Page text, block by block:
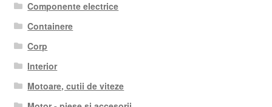
Componente electrice
Containere
Corp
Interior
Motoare, cutii de viteze